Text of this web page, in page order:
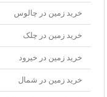
خرید زمین در چالوس
خرید زمین در چلک
خرید زمین در خیرود
خرید زمین در شمال